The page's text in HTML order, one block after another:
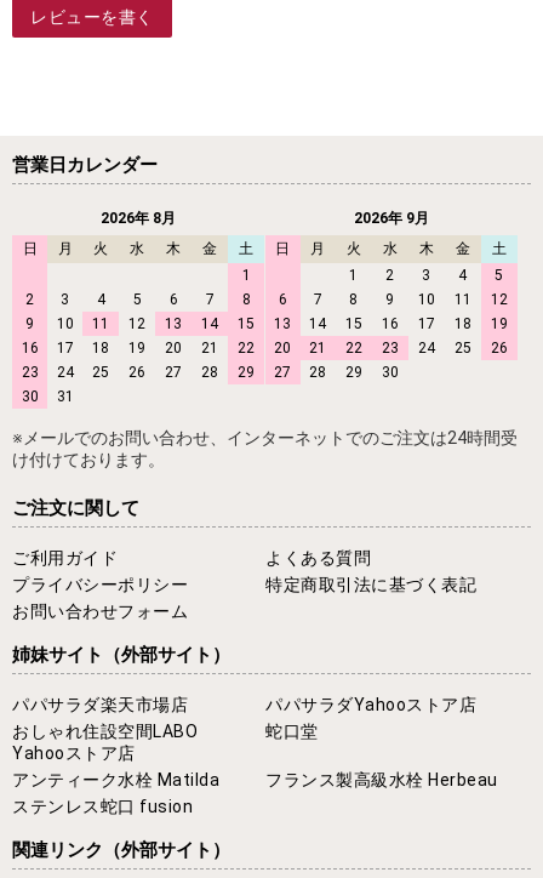
レビューを書く
営業日カレンダー
2026年 8月
日
月 火 水 木 金
土
1
2
3 4 5 6 7
8
9
10 11 12 13 14
15
16
17 18 19 20 21
22
23
24 25 26 27 28
29
30
31
2026年 9月
日
月 火 水 木 金
土
1
2 3 4
5
6
7 8 9 10 11
12
13
14 15 16 17 18
19
20
21 22 23 24 25
26
27
28 29 30
※メールでのお問い合わせ、インターネットでのご注文は24時間受
け付けております。
ご注文に関して
ご利用ガイド
よくある質問
プライバシーポリシー
特定商取引法に基づく表記
お問い合わせフォーム
姉妹サイト （外部サイト）
パパサラダ楽天市場店
パパサラダYahooストア店
おしゃれ住設空間LABO
Yahooストア店
蛇口堂
アンティーク水栓 Matilda
フランス製高級水栓 Herbeau
ステンレス蛇口 fusion
関連リンク （外部サイト）